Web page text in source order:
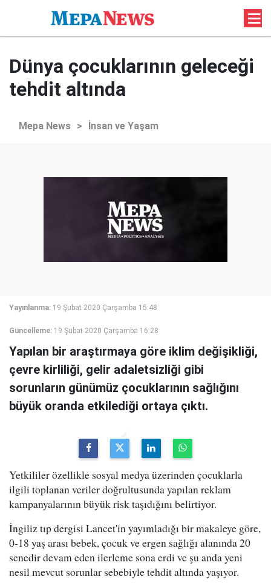
Dünya çocuklarının geleceği
tehdit altında
Mepa News > İnsan ve Yaşam
Yayınlanma: 19 Şubat 2020 Çarşamba 15:48
Güncelleme: 19 Şubat 2020 Çarşamba 16:28
Yapılan bir araştırmaya göre iklim değişikliği,
çevre kirliliği, gelir adaletsizliği gibi
sorunların günümüz çocuklarının sağlığını
büyük oranda etkilediği ortaya çıktı.
Yetkililer özellikle sosyal medya üzerinden çocuklarla
ilgili toplanan veriler doğrultusunda yapılan reklam
kampanyalarının büyük risk taşıdığını belirtiyor.
İngiliz tıp dergisi Lancet'in yayımladığı bir makaleye göre,
0-18 yaş arası bebek, çocuk ve ergen sağlığı alanında 20
senedir devam eden ilerleme sona erdi ve şu anda yeni
nesil mevcut sorunlar sebebiyle tehdit altında yaşıyor.